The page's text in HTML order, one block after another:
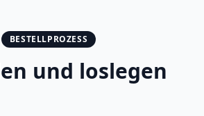
BESTELLPROZESS
und loslegen